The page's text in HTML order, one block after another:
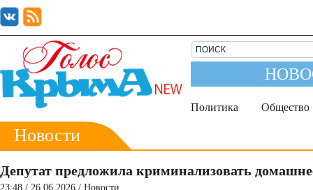
Политика Общество
Новости
Депутат предложила криминализовать
23:48 / 26.06.2026 / Новости